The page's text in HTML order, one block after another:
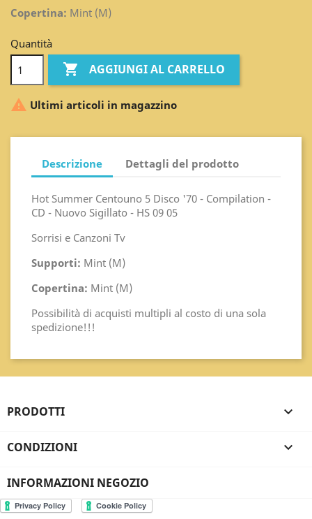
Copertina: Mint (M)
Quantità
 AGGIUNGI AL CARRELLO
 Ultimi articoli in magazzino
Descrizione Dettagli del prodotto
Hot Summer Centouno 5 Disco '70 - Compilation -
CD - Nuovo Sigillato - HS 09 05
Sorrisi e Canzoni Tv
Supporti: Mint (M)
Copertina: Mint (M)
Possibilità di acquisti multipli al costo di una sola
spedizione!!!
PRODOTTI 
CONDIZIONI 
INFORMAZIONI NEGOZIO